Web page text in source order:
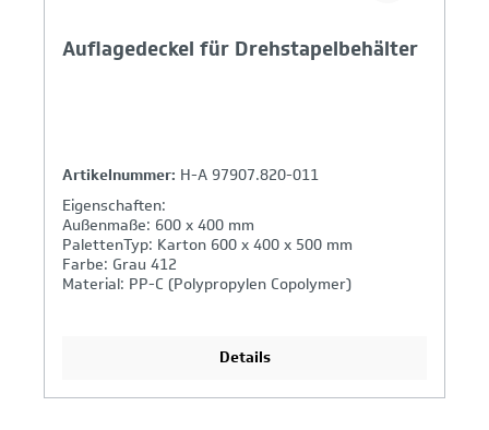
Auflagedeckel für Drehstapelbehälter
Artikelnummer: H-A 97907.820-011
Eigenschaften:
Außenmaße: 600 x 400 mm
PalettenTyp: Karton 600 x 400 x 500 mm
Farbe: Grau 412
Material: PP-C (Polypropylen Copolymer)
Details